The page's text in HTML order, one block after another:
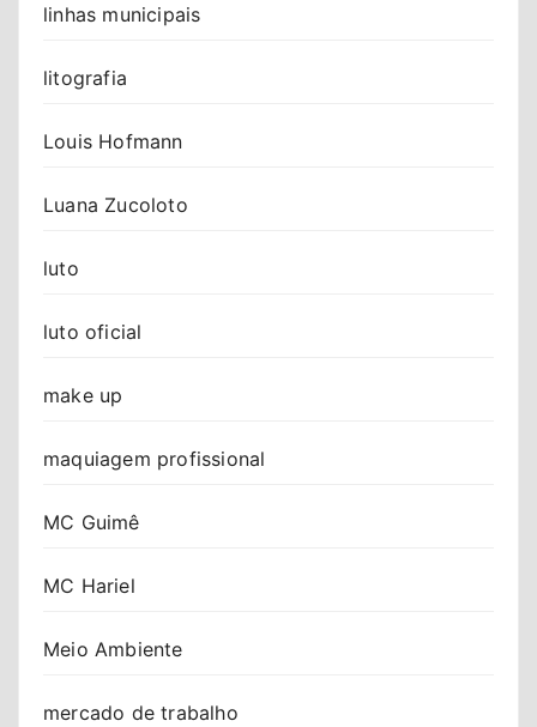
linhas municipais
litografia
Louis Hofmann
Luana Zucoloto
luto
luto oficial
make up
maquiagem profissional
MC Guimê
MC Hariel
Meio Ambiente
mercado de trabalho